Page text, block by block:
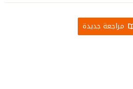
مراجعة جديدة